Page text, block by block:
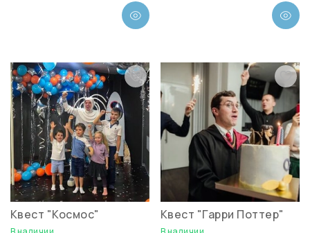
Квест "Космос" Квест "Гарри Поттер"